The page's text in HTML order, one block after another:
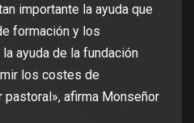
importante la ayuda que
formación y los
ayuda de la fundación
los costes de
afirma Monseñor